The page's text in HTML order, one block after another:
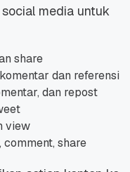
media untuk
share
dan referensi
dan repost
view
share